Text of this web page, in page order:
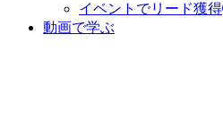
イベントでリード獲得
動画で学ぶ